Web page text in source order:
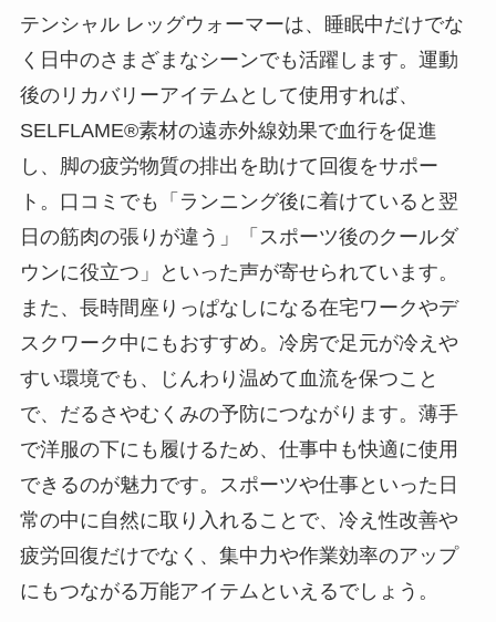
テンシャル レッグウォーマーは、睡眠中だけでな
く日中のさまざまなシーンでも活躍します。運動
後のリカバリーアイテムとして使用すれば、
SELFLAME®素材の遠赤外線効果で血行を促進
し、脚の疲労物質の排出を助けて回復をサポー
ト。口コミでも「ランニング後に着けていると翌
日の筋肉の張りが違う」「スポーツ後のクールダ
ウンに役立つ」といった声が寄せられています。
また、長時間座りっぱなしになる在宅ワークやデ
スクワーク中にもおすすめ。冷房で足元が冷えや
すい環境でも、じんわり温めて血流を保つこと
で、だるさやむくみの予防につながります。薄手
で洋服の下にも履けるため、仕事中も快適に使用
できるのが魅力です。スポーツや仕事といった日
常の中に自然に取り入れることで、冷え性改善や
疲労回復だけでなく、集中力や作業効率のアップ
にもつながる万能アイテムといえるでしょう。